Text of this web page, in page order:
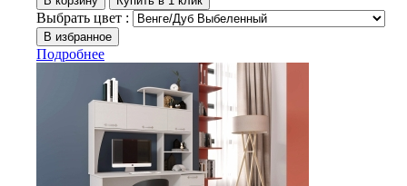
Выбрать цвет :
Подробнее